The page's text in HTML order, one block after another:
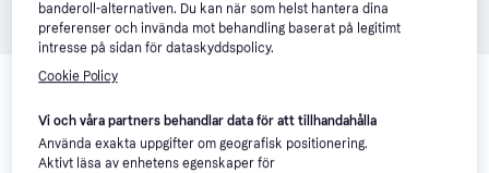
Relaterade produkter
intressera dig. Visa alla
banderoll-alternativen. Du kan när som helst hantera dina
preferenser och invända mot behandling baserat på legitimt
intresse på sidan för dataskyddspolicy.
Cookie Policy
Vi och våra partners behandlar data för att tillhandahålla
Använda exakta uppgifter om geografisk positionering.
Aktivt läsa av enhetens egenskaper för